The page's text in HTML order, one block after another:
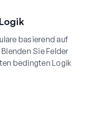
basierend auf
Sie Felder
bedingten Logik